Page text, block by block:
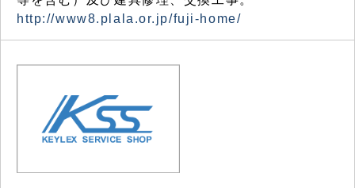
http://www8.plala.or.jp/fuji-home/